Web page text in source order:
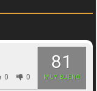
81
MUY BUENO
0 0